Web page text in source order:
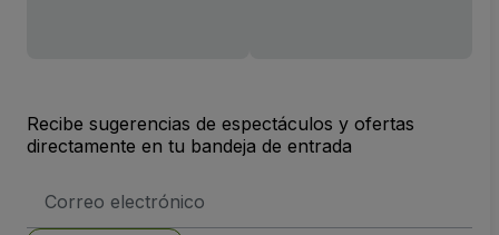
Recibe sugerencias de espectáculos y ofertas
directamente en tu bandeja de entrada
de